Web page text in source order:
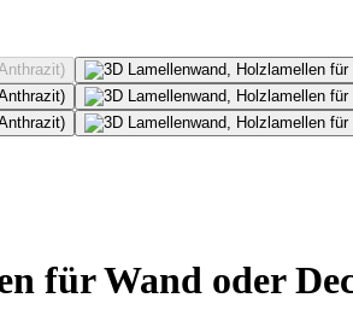
für Wand oder